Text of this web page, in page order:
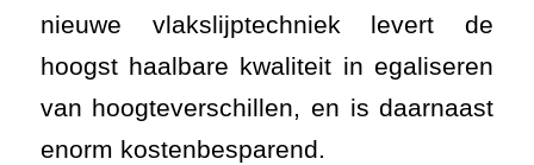
nieuwe vlakslijptechniek levert de
hoogst haalbare kwaliteit in egaliseren
van hoogteverschillen, en is daarnaast
enorm kostenbesparend.